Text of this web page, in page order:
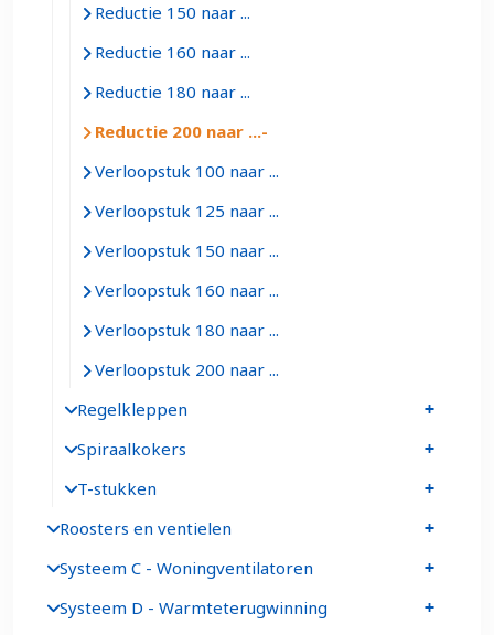
Reductie 150 naar ...
Reductie 160 naar ...
Reductie 180 naar ...
Reductie 200 naar ...
Verloopstuk 100 naar ...
Verloopstuk 125 naar ...
Verloopstuk 150 naar ...
Verloopstuk 160 naar ...
Verloopstuk 180 naar ...
Verloopstuk 200 naar ...
Regelkleppen
Spiraalkokers
T-stukken
Roosters en ventielen
Systeem C - Woningventilatoren
Systeem D - Warmteterugwinning